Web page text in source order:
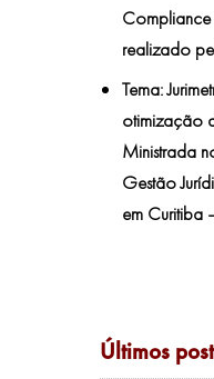
Compliance
realizado
Tema:
otimização
Ministrada
Gestão
em Curitiba
Últimos